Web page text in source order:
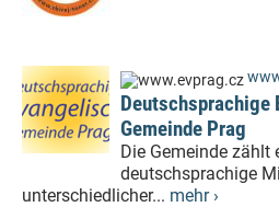
Deutschsprachige
Gemeinde Prag
Die Gemeinde zählt
deutschsprachige
unterschiedlicher... mehr ›